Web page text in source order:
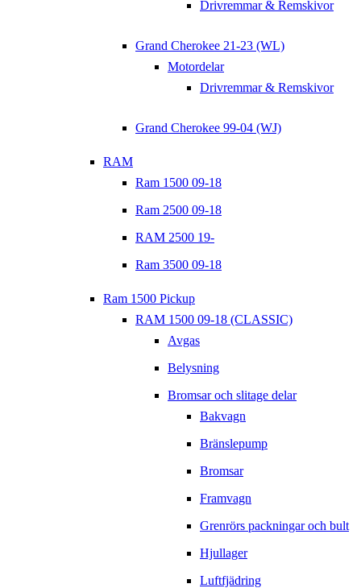
Drivremmar & Remskivor
Grand Cherokee 21-23 (WL)
Motordelar
Drivremmar & Remskivor
Grand Cherokee 99-04 (WJ)
RAM
Ram 1500 09-18
Ram 2500 09-18
RAM 2500 19-
Ram 3500 09-18
Ram 1500 Pickup
RAM 1500 09-18 (CLASSIC)
Avgas
Belysning
Bromsar och slitage delar
Bakvagn
Bränslepump
Bromsar
Framvagn
Grenrörs packningar och bult
Hjullager
Luftfjädring